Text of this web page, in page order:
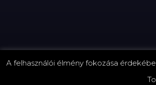
© 2026 FinTechZone.hu - A
A felhasználói élmény fokozása